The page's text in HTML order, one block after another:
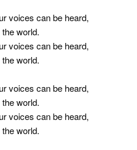
voices can be heard,
world.
voices can be heard,
world.
voices can be heard,
world.
voices can be heard,
world.